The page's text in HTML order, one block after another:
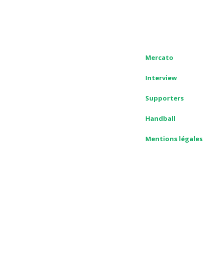
Mercato
Interview
Supporters
Handball
Mentions légales